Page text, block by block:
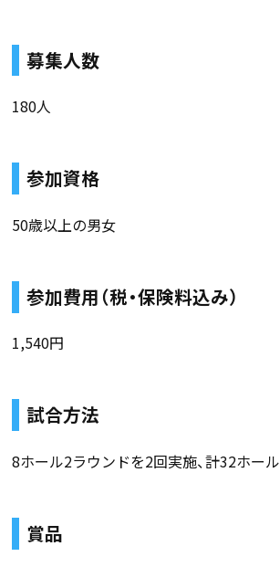
募集人数
180人
参加資格
50歳以上の男女
参加費用（税・保険料込み）
1,540円
試合方法
8ホール2ラウンドを2回実施、計32ホー
賞品